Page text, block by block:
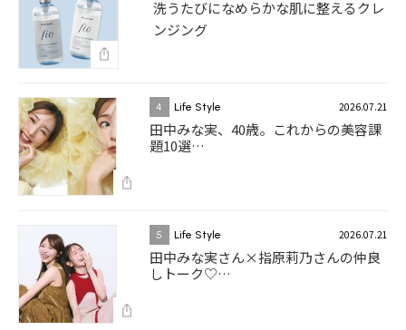
洗うたびになめらかな肌に整えるクレ
ンジング
4 Life Style 2026.07.21
田中みな実、40歳。これからの美容課
題10選…
5 Life Style 2026.07.21
田中みな実さん×指原莉乃さんの仲良
しトーク♡…